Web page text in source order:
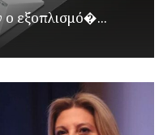
εξοπλισμό�...